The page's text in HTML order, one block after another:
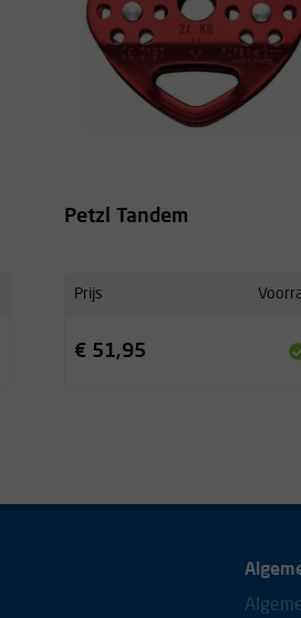
Petzl Tandem
Prijs
€ 51,95